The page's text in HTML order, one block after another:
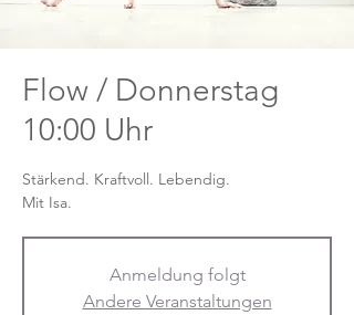
Flow / Donnerstag
10:00 Uhr
Stärkend. Kraftvoll. Lebendig.
Mit Isa.
Anmeldung folgt
Andere Veranstaltungen